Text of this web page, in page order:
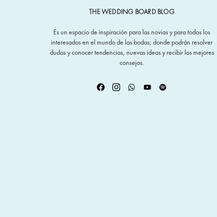
THE WEDDING BOARD BLOG
Es un espacio de inspiración para las novias y para todos los
interesados en el mundo de las bodas; donde podrán resolver
dudas y conocer tendencias, nuevas ideas y recibir los mejores
consejos.